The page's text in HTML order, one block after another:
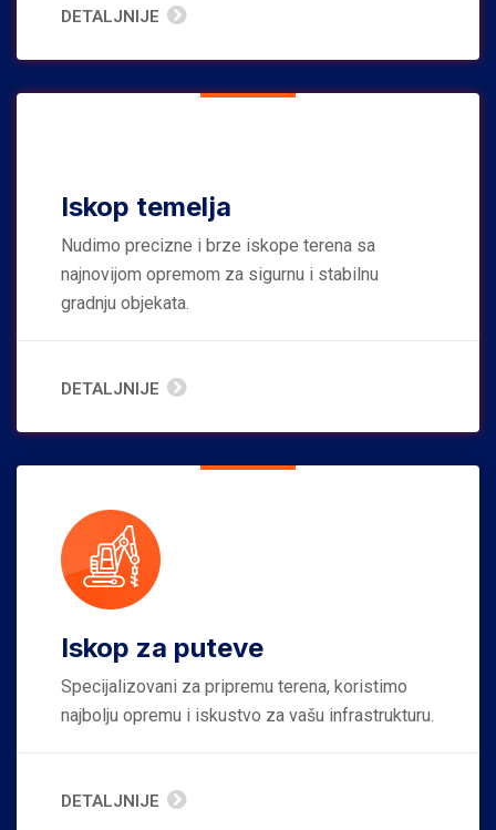
DETALJNIJE
Iskop temelja
Nudimo precizne i brze iskope terena sa
najnovijom opremom za sigurnu i stabilnu
gradnju objekata.
DETALJNIJE
Iskop za puteve
Specijalizovani za pripremu terena, koristimo
najbolju opremu i iskustvo za vašu infrastrukturu.
DETALJNIJE